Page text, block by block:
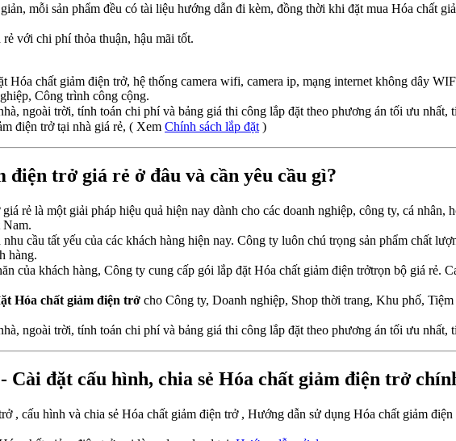
mỗi sản phẩm đều có tài liệu hướng dẫn đi kèm, đồng thời khi đặt mua Hóa chất
với chi phí thỏa thuận, hậu mãi tốt.
Hóa chất giảm điện trở, hệ thống camera wifi, camera ip, mạng internet không dây
Công trình công cộng.
ngoài trời, tính toán chi phí và bảng giá thi công lắp đặt theo phương án tối ưu nhất,
điện trở tại nhà giá rẻ, ( Xem Chính sách lắp đặt )
trở giá rẻ ở đâu và cần yêu cầu gì?
rẻ là một giải pháp hiệu quả hiện nay dành cho các doanh nghiệp, công ty, cá
Nam.
cầu tất yếu của các khách hàng hiện nay. Công ty luôn chú trọng sản phẩm chất
hàng.
của khách hàng, Công ty cung cấp gói lắp đặt Hóa chất giảm điện trởtrọn bộ giá rẻ.
Hóa chất giảm điện trở cho Công ty, Doanh nghiệp, Shop thời trang, Khu phố,
ngoài trời, tính toán chi phí và bảng giá thi công lắp đặt theo phương án tối ưu nhất,
đặt cấu hình, chia sẻ Hóa chất giảm điện trở
, cấu hình và chia sẻ Hóa chất giảm điện trở , Hướng dẫn sử dụng Hóa chất giảm